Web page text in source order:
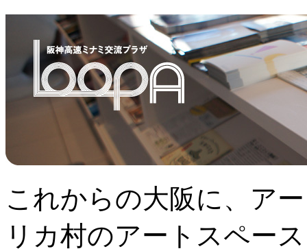
これからの大阪に、ア
リカ村のアートスペー